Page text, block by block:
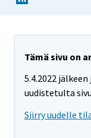
Tämä sivu on
5.4.2022
uudistetulta
Siirry uudelle